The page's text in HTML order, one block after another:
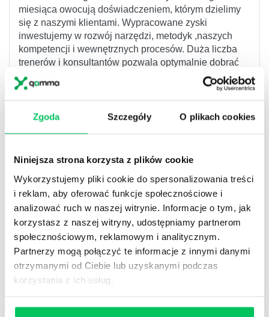
Zgoda Szczegóły O plikach cookies
Niniejsza strona korzysta z plików cookie
Wykorzystujemy pliki cookie do spersonalizowania treści
i reklam, aby oferować funkcje społecznościowe i
analizować ruch w naszej witrynie. Informacje o tym, jak
korzystasz z naszej witryny, udostępniamy partnerom
społecznościowym, reklamowym i analitycznym.
Partnerzy mogą połączyć te informacje z innymi danymi
otrzymanymi od Ciebie lub uzyskanymi podczas
korzystania z ich usług.
miesiąca owocują doświadczeniem, którym dzielimy
się z naszymi klientami. Wypracowane zyski
inwestujemy w rozwój narzędzi, metodyk ,naszych
kompetencji i wewnętrznych procesów. Duża liczba
trenerów i konsultantów pozwala optymalnie dobrać
eksperta do rodzaju wyzwania oraz daje komfort
dostępności kalendarzowej. Z powodzeniem
proefektywnościowe w organizacjach.
Opiekun nie tylko z nazwy
duża skala działalności nie przeszkadza w tym, aby
nasi klienci otrzymali standard współpracy jak w
butikowej firmie szkoleniowej. Właścicielskie myślenie
o projekcie, szybka reakcja, tworzenie wspólnego
zespołu z przedstawicielami klienta pozwala na
„dopieszczenie” projektu, aby ten stał się jeszcze
lepszy. Pracujemy projektowo – analizujemy ryzyka,
rozdzielamy odpowiedzialności , reagujemy na
zmiany i wykorzystujemy pogłębianą wiedzę o
organizacji.